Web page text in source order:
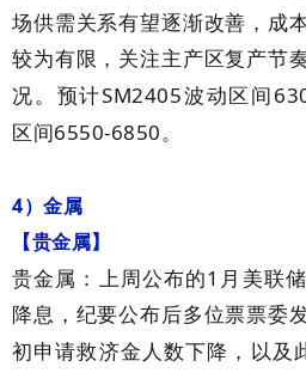
场供需关系有望逐渐改善，成
较为有限，关注主产区复产节
况。预计SM2405波动区间
区间6550-6850。
4）金属
【贵金属】
贵金属：上周公布的1 月美联
降息，纪要公布后多位票票委
初申请救济金人数下降，以及